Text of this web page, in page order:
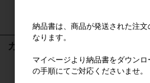
カート
カートは空で
納品書は、商品が発送された注文
なります。
マイページより納品書をダウン
の手順にてご対応くださいませ。